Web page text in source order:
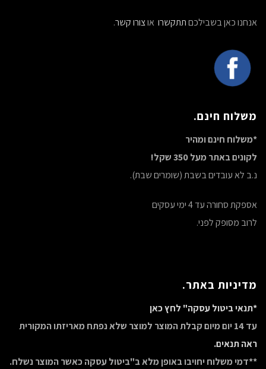
אנחנו כאן בשבילכםתתקשרו אוצורו קשר.
משלוח חינם.
*משלוח חינם ומהיר
לקונים באתר מעל 350 שקל!
נ.ב לא עובדים בשבת (שומרים שבת).
אספקת סחורה עד 4 ימי עסקים
לרוב מסופק לפני.
מדיניות באתר.
*תנאי ביטול עסקה" לחץ כאן
עד 14 יום מיום קבלת המוצר למוצר שלא נפתח מאריזתו המקורית
ראה תנאים.
**דמי משלוח יחויבו באופן מלא ב"ביטול עסקה כאשר המוצר נשלח.